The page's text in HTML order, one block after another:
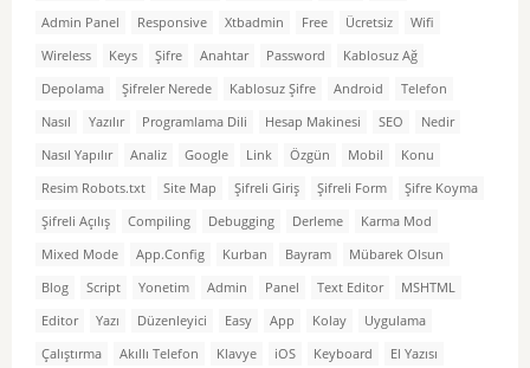
Admin Panel
Responsive Xtbadmin Free Ücretsiz
Wifi
Wireless
Keys Şifre Anahtar Password
Kablosuz Ağ
Depolama
Şifreler Nerede Kablosuz Şifre Android
Telefon
Nasıl
Yazılır Programlama Dili Hesap Makinesi SEO
Nedir
Nasıl Yapılır
Analiz Google Link Özgün Mobil
Konu
Resim Robots.txt
Site Map Şifreli Giriş Şifreli Form
Şifre Koyma
Şifreli Açılış
Compiling Debugging Derleme
Karma Mod
Mixed Mode
App.Config Kurban Bayram
Mübarek Olsun
Blog
Script Yonetim Admin Panel Text Editor
MSHTML
Editor
Yazı Düzenleyici Easy App Kolay
Uygulama
Çalıştırma
Akıllı Telefon Klavye iOS Keyboard
El Yazısı